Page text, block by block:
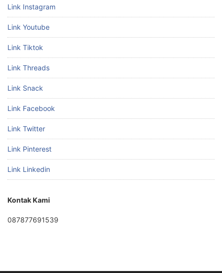
Link Instagram
Link Youtube
Link Tiktok
Link Threads
Link Snack
Link Facebook
Link Twitter
Link Pinterest
Link Linkedin
Kontak Kami
087877691539